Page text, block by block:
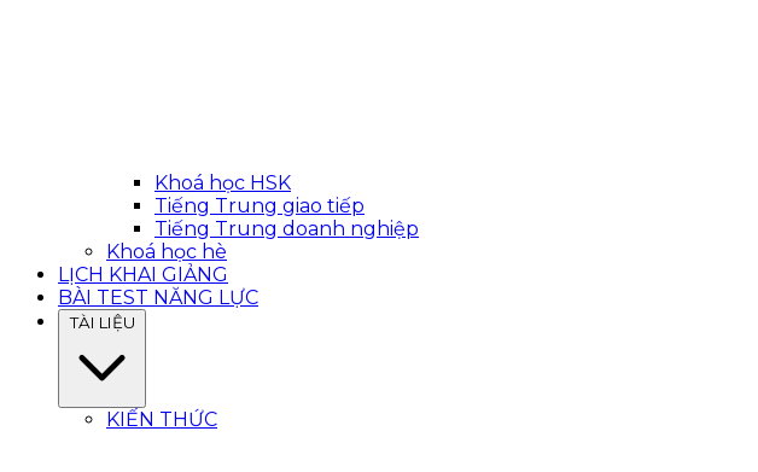
Khoá học HSK
Tiếng Trung giao tiếp
Tiếng Trung doanh nghiệp
Khoá học hè
LỊCH KHAI GIẢNG
BÀI TEST NĂNG LỰC
TÀI LIỆU
KIẾN THỨC